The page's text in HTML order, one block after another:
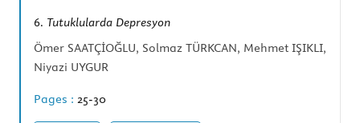
6. Tutuklularda Depresyon
Ömer SAATÇİOĞLU, Solmaz TÜRKCAN, Mehmet IŞIKLI,
Niyazi UYGUR
Pages : 25-30